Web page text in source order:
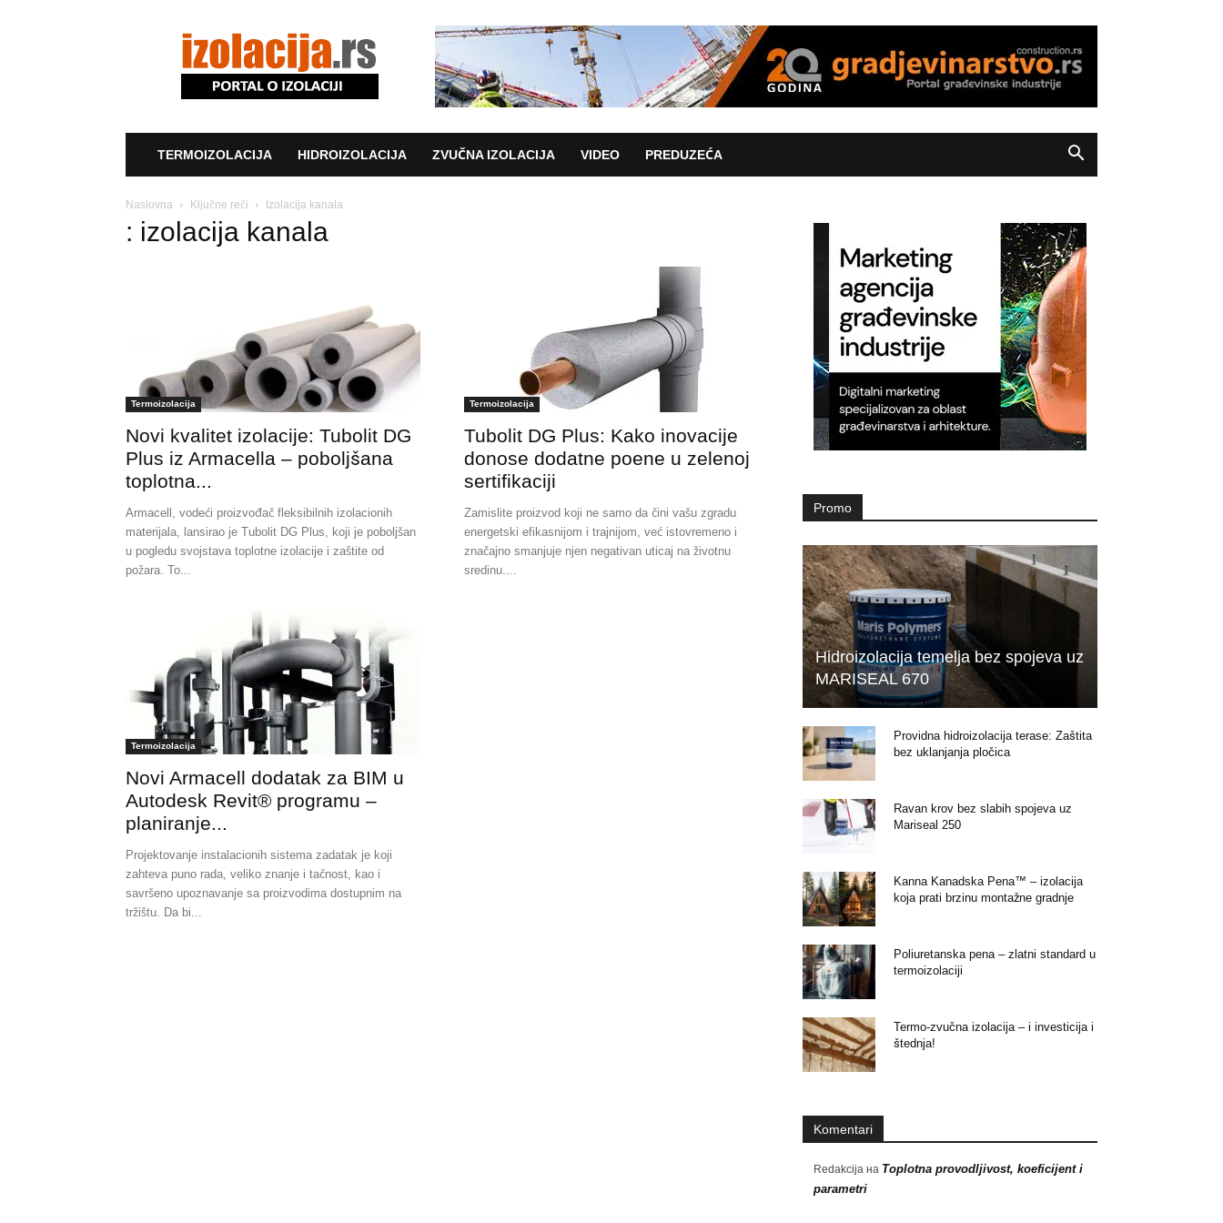
Izolacija.rs
TERMOIZOLACIJA HIDROIZOLACIJA ZVUČNA IZOLACIJA VIDEO PREDUZEĆA
Naslovna Ključne reči Izolacija kanala
: izolacija kanala
Termoizolacija
Novi kvalitet izolacije: Tubolit DG
Plus iz Armacella – poboljšana
toplotna...
Armacell, vodeći proizvođač fleksibilnih izolacionih
materijala, lansirao je Tubolit DG Plus, koji je poboljšan
u pogledu svojstava toplotne izolacije i zaštite od
požara. To...
Termoizolacija
Tubolit DG Plus: Kako inovacije
donose dodatne poene u zelenoj
sertifikaciji
Zamislite proizvod koji ne samo da čini vašu zgradu
energetski efikasnijom i trajnijom, već istovremeno i
značajno smanjuje njen negativan uticaj na životnu
sredinu....
Termoizolacija
Novi Armacell dodatak za BIM u
Autodesk Revit® programu –
planiranje...
Projektovanje instalacionih sistema zadatak je koji
zahteva puno rada, veliko znanje i tačnost, kao i
savršeno upoznavanje sa proizvodima dostupnim na
tržištu. Da bi...
Promo
Hidroizolacija temelja bez spojeva uz
MARISEAL 670
Providna hidroizolacija terase: Zaštita
bez uklanjanja pločica
Ravan krov bez slabih spojeva uz
Mariseal 250
Kanna Kanadska Pena™ – izolacija
koja prati brzinu montažne gradnje
Poliuretanska pena – zlatni standard u
termoizolaciji
Termo-zvučna izolacija – i investicija i
štednja!
Komentari
Redakcija на Toplotna provodljivost, koeficijent i
parametri